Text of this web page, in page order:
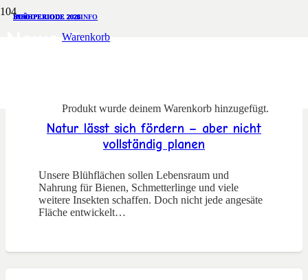
Warenkorb
Produkt wurde deinem Warenkorb hinzugefügt.
News 2
BLÜHPERIODE 2026
Natur lässt sich fördern – aber nicht
vollständig planen
Unsere Blühflächen sollen Lebensraum und
Nahrung für Bienen, Schmetterlinge und viele
weitere Insekten schaffen. Doch nicht jede angesäte
Fläche entwickelt…
BLÜHPERIODE 2026
BLÜHPERIODE 2025
BLÜHPERIODE 2025INFO
INFO
BLÜHPERIODE 2025
INFO
INFO
BLÜHPERIODE 2025
INFO
BLÜHPERIODE 2024
INFO